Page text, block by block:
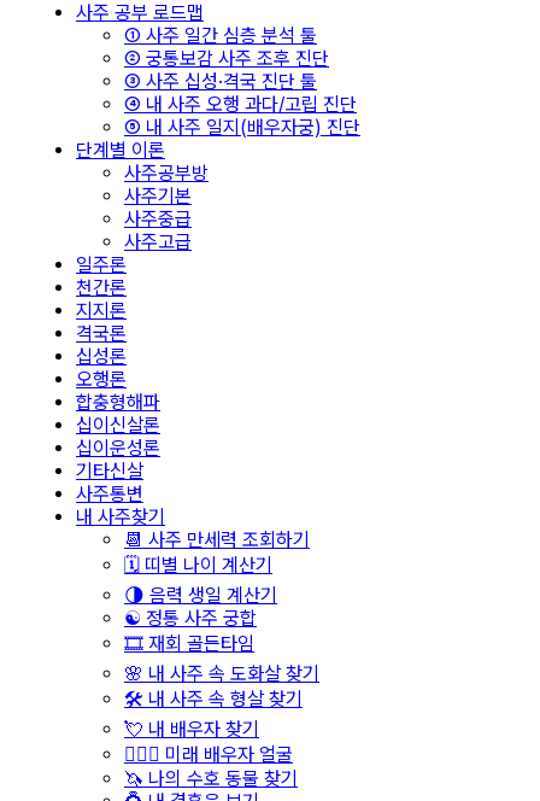
사주 공부 로드맵
① 사주 일간 심층 분석 툴
② 궁통보감 사주 조후 진단
③ 사주 십성·격국 진단 툴
④ 내 사주 오행 과다/고립 진단
⑤ 내 사주 일지(배우자궁) 진단
단계별 이론
사주공부방
사주기본
사주중급
사주고급
일주론
천간론
지지론
격국론
십성론
오행론
합충형해파
십이신살론
십이운성론
기타신살
사주통변
내 사주찾기
📆 사주 만세력 조회하기
🗓️ 띠별 나이 계산기
🌗 음력 생일 계산기
☯️ 정통 사주 궁합
🎞️ 재회 골든타임
🌸 내 사주 속 도화살 찾기
🛠️ 내 사주 속 형살 찾기
💘 내 배우자 찾기
👩‍❤️‍👨 미래 배우자 얼굴
🦄 나의 수호 동물 찾기